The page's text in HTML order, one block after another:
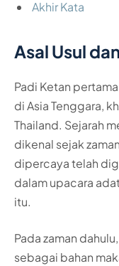
Akhir Kata
Asal Usul
Padi Ketan
di Asia Tenggara,
Thailand. Sejarah
dikenal sejak
dipercaya telah
dalam upacara
itu.
Pada zaman
sebagai bahan